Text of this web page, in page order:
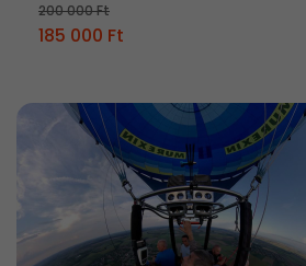
200 000 Ft
185 000 Ft